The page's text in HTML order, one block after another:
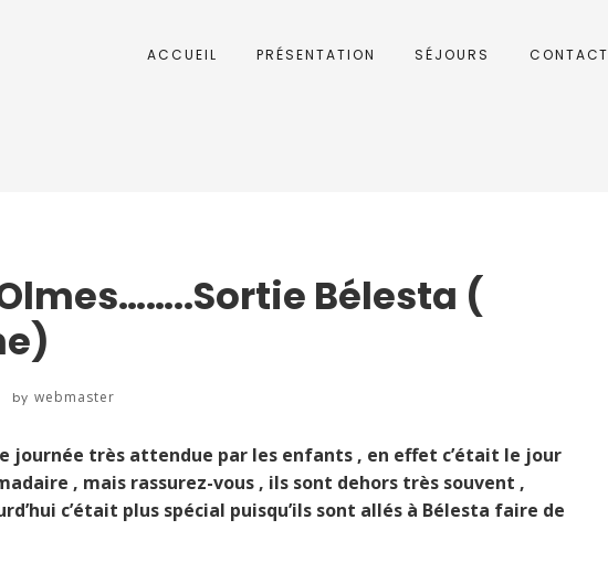
ACCUEIL PRÉSENTATION SÉJOURS CONTACT
Bélesta (
by webmaster
journée très attendue par les enfants , en effet c’était le jour
, mais rassurez-vous , ils sont dehors très souvent ,
c’était plus spécial puisqu’ils sont allés à Bélesta faire de